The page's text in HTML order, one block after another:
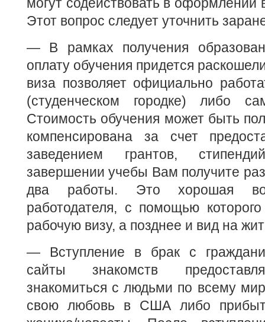
Этот вопрос следует уточнить
— В рамках получения
оплату обучения придется
виза позволяет официально
(студенческом городке) либо
Стоимость обучения может быть
компенсирована за счет
заведением грантов,
завершении учебы Вам получите
два работы. Это хорошая
работодателя, с помощью
рабочую визу, а позднее и вид на
— Вступление в брак с
сайты знакомств
знакомиться с людьми по всему
свою любовь в США либо